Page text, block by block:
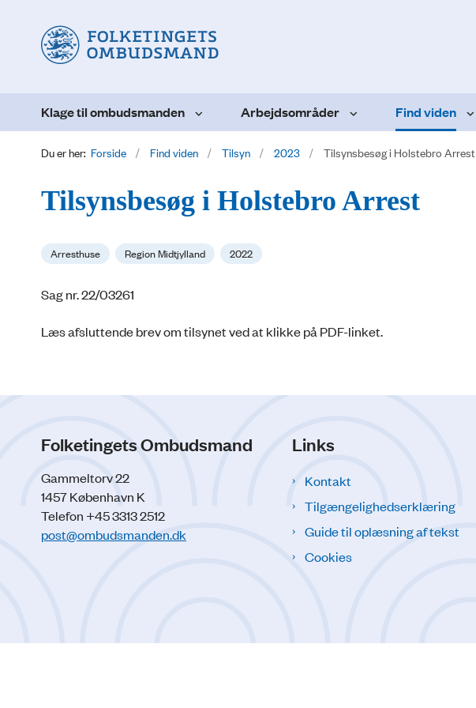
Klage til ombudsmanden Arbejdsområder Find viden
Du er her: Forside Find viden Tilsyn 2023 Tilsynsbesøg i Holstebro Arrest
Tilsynsbesøg i Holstebro Arrest
Arresthuse Region Midtjylland 2022
Sag nr. 22/03261
Læs afsluttende brev om tilsynet ved at klikke på PDF-linket.
Folketingets Ombudsmand
Gammeltorv 22
1457 København K
Telefon +45 3313 2512
post@ombudsmanden.dk
Links
Kontakt
Tilgængelighedserklæring
Guide til oplæsning af tekst
Cookies